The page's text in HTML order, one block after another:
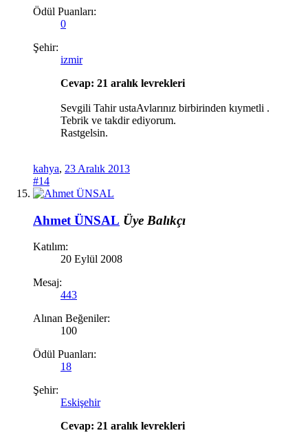
Ödül Puanları:
0
Şehir:
izmir
Cevap: 21 aralık levrekleri
Sevgili Tahir ustaAvlarınız birbirinden kıymetli .
Tebrik ve takdir ediyorum.
Rastgelsin.
kahya, 23 Aralık 2013
#14
Ahmet ÜNSAL Üye Balıkçı
Katılım:
20 Eylül 2008
Mesaj:
443
Alınan Beğeniler:
100
Ödül Puanları:
18
Şehir:
Eskişehir
Cevap: 21 aralık levrekleri